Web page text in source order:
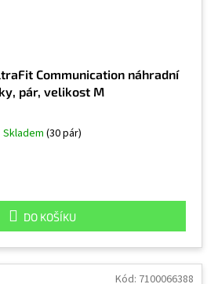
Communication náhradní
pár, velikost M
Skladem (30 pár)
DO KOŠÍKU
Kód: 7100066388